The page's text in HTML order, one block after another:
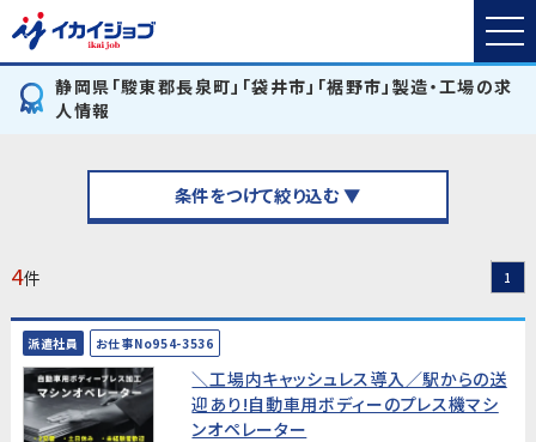
静岡県「駿東郡長泉町」「袋井市」「裾野市」製造・工場の求
人情報
条件をつけて絞り込む ▼
4件 1
派遣社員 お仕事No954-3536
＼工場内キャッシュレス導入／駅からの送
迎あり!自動車用ボディーのプレス機マシ
ンオペレーター